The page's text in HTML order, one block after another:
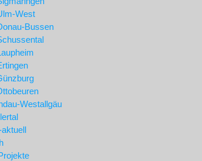
West
Bussen
Westallgäu